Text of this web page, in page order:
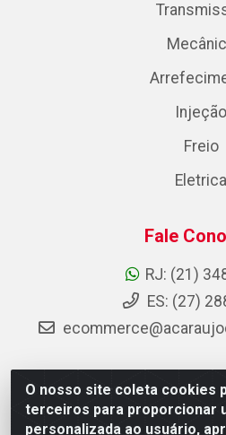
O nosso site coleta cookies
terceiros para proporcionar
personalizada ao usuário,
Injeção
Freio
Eletrica
Fale
RJ: (21)
ES: (27)
AC Araujo Distribuidora - Rua
São Cristóvão, Rio de